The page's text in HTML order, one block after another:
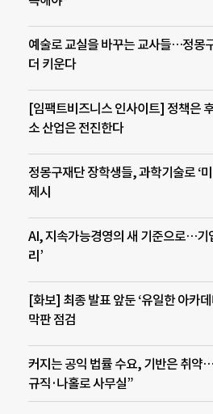
예술로 교실을 바꾸는 교사들…정몽
더 키운다
[임팩트비즈니스 인사이트] 정책은
소 산업은 전진한다
정몽구재단 장학생들, 과학기술로 ‘
제시
AI, 지속가능경영의 새 기준으로…기
리’
[화보] 최종 발표 앞둔 ‘유일한 아카
막판 점검
커지는 공익 법률 수요, 기반은 취약
규직·나홀로 사무실”